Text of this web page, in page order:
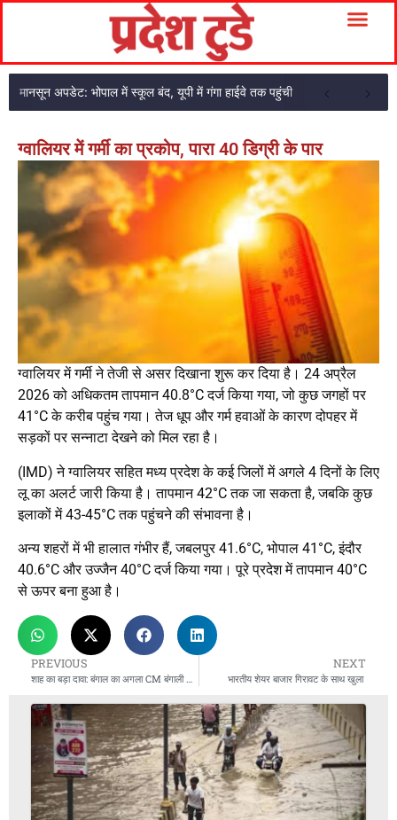
मानसून अपडेट: भोपाल में स्कूल बंद, यूपी में गंगा हाईवे तक पहुंची
ग्वालियर में गर्मी का प्रकोप, पारा 40 डिग्री के पार
ग्वालियर में गर्मी ने तेजी से असर दिखाना शुरू कर दिया है। 24 अप्रैल
2026 को अधिकतम तापमान 40.8°C दर्ज किया गया, जो कुछ जगहों पर
41°C के करीब पहुंच गया। तेज धूप और गर्म हवाओं के कारण दोपहर में
सड़कों पर सन्नाटा देखने को मिल रहा है।
(IMD) ने ग्वालियर सहित मध्य प्रदेश के कई जिलों में अगले 4 दिनों के लिए
लू का अलर्ट जारी किया है। तापमान 42°C तक जा सकता है, जबकि कुछ
इलाकों में 43-45°C तक पहुंचने की संभावना है।
अन्य शहरों में भी हालात गंभीर हैं, जबलपुर 41.6°C, भोपाल 41°C, इंदौर
40.6°C और उज्जैन 40°C दर्ज किया गया। पूरे प्रदेश में तापमान 40°C
से ऊपर बना हुआ है।
PREVIOUS NEXT
भारतीय शेयर बाजार गिरावट के साथ खुला